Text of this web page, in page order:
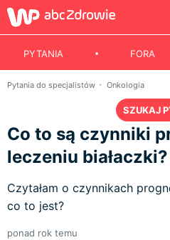
PYTANIA FORA
Pytania do specjalistów Onkologia
SZUKAJ
Co to są czynniki
leczeniu białaczki?
Czytałam o czynnikach
co to jest?
ponad rok temu